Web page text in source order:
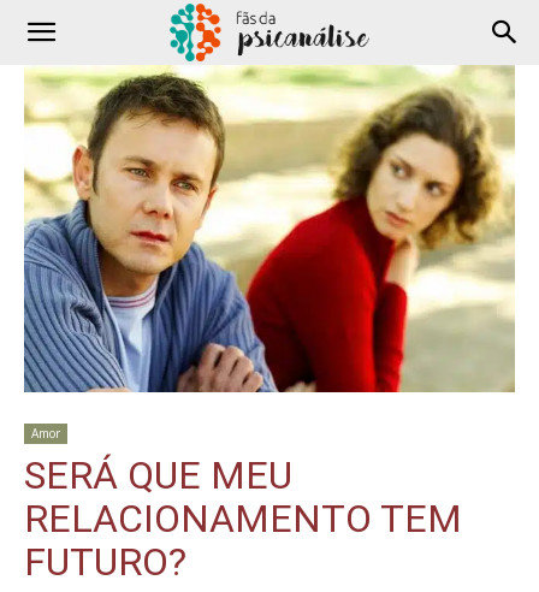
Amor
SERÁ QUE MEU
RELACIONAMENTO TEM
FUTURO?